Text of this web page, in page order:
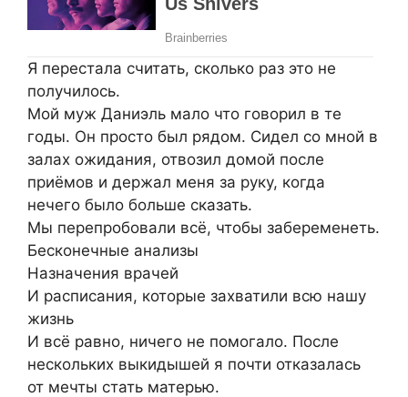
Я перестала считать, сколько раз это не
получилось.
Мой муж Даниэль мало что говорил в те
годы. Он просто был рядом. Сидел со мной в
залах ожидания, отвозил домой после
приёмов и держал меня за руку, когда
нечего было больше сказать.
Мы перепробовали всё, чтобы забеременеть.
Бесконечные анализы
Назначения врачей
И расписания, которые захватили всю нашу
жизнь
И всё равно, ничего не помогало. После
нескольких выкидышей я почти отказалась
от мечты стать матерью.